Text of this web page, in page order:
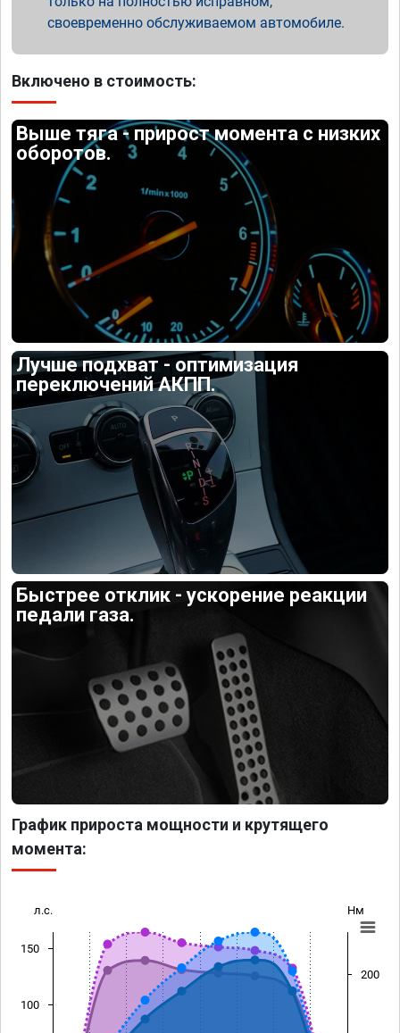
своевременно обслуживаемом автомобиле.
Включено в стоимость:
Выше тяга - прирост момента с низких
оборотов.
Лучше подхват - оптимизация
переключений АКПП.
Быстрее отклик - ускорение реакции
педали газа.
График прироста мощности и крутящего
момента:
л.с. Нм
100
150
200